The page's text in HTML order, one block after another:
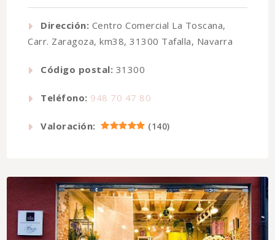
Dirección: Centro Comercial La Toscana,
Carr. Zaragoza, km38, 31300 Tafalla, Navarra
Código postal: 31300
Teléfono: 948 70 47 80
Valoración: (140)